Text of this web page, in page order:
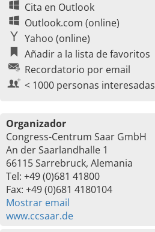
Cita en Outlook
Outlook.com (online)
Yahoo (online)
Añadir a la lista de favoritos
Recordatorio por email
< 1000 personas interesadas
Organizador
Congress-Centrum Saar GmbH
An der Saarlandhalle 1
66115 Sarrebruck, Alemania
Tel: +49 (0)681 41800
Fax: +49 (0)681 4180104
Mostrar email
www.ccsaar.de